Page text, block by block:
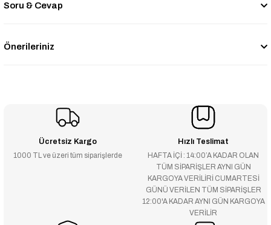
Soru & Cevap
Önerileriniz
Ücretsiz Kargo
1000 TL ve üzeri tüm siparişlerde
Hızlı Teslimat
HAFTA İÇİ : 14:00’A KADAR OLAN
TÜM SİPARİŞLER AYNI GÜN
KARGOYA VERİLİRİ CUMARTESİ
GÜNÜ VERİLEN TÜM SİPARİŞLER
12:00'A KADAR AYNI GÜN KARGOYA
VERİLİR